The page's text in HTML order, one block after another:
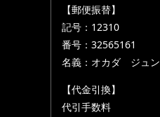
【郵便振替】
記号：12310
番号：32565161
名義：オカダ ジュン
【代金引換】
代引手数料